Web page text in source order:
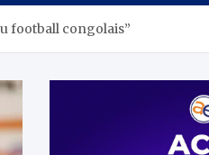
football congolais”